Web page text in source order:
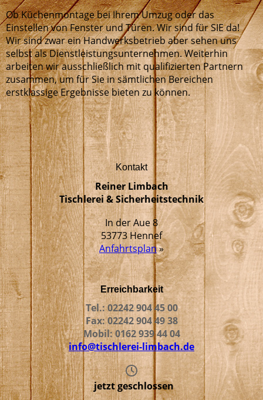
Ob Küchenmontage bei Ihrem Umzug oder das
Einstellen von Fenster und Türen. Wir sind für SIE da!
Wir sind zwar ein Handwerksbetrieb aber sehen uns
selbst als Dienstleistungsunternehmen. Weiterhin
arbeiten wir ausschließlich mit qualifizierten Partnern
zusammen, um für Sie in sämtlichen Bereichen
erstklassige Ergebnisse bieten zu können.
Kontakt
Reiner Limbach
Tischlerei & Sicherheitstechnik
In der Aue 8
53773 Hennef
Anfahrtsplan»
Erreichbarkeit
Tel.: 02242 904 45 00
Fax: 02242 904 49 38
Mobil: 0162 939 44 04
info@tischlerei-limbach.de
jetzt geschlossen